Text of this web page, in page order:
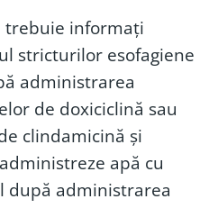
trebuie informați
stricturilor esofagiene
administrarea
de doxiciclină sau
clindamicină și
apă cu
după administrarea